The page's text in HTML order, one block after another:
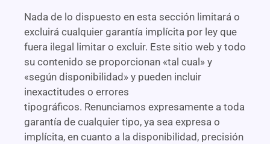
Nada de lo dispuesto en esta sección limitará o
excluirá cualquier garantía implícita por ley que
fuera ilegal limitar o excluir. Este sitio web y todo
su contenido se proporcionan «tal cual» y
«según disponibilidad» y pueden incluir
inexactitudes o errores
tipográficos. Renunciamos expresamente a toda
garantía de cualquier tipo, ya sea expresa o
implícita, en cuanto a la disponibilidad, precisión